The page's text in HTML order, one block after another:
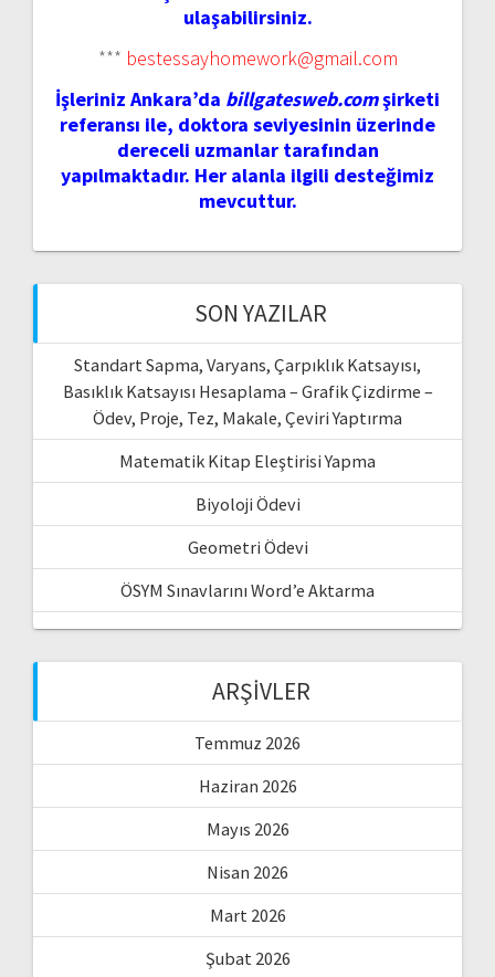
ulaşabilirsiniz.
*** bestessayhomework@gmail.com
İşleriniz Ankara’da billgatesweb.comşirketi
referansı ile, doktora seviyesinin üzerinde
dereceli uzmanlar tarafından
yapılmaktadır. Her alanla ilgili desteğimiz
mevcuttur.
SON YAZILAR
Standart Sapma, Varyans, Çarpıklık Katsayısı,
Basıklık Katsayısı Hesaplama – Grafik Çizdirme –
Ödev, Proje, Tez, Makale, Çeviri Yaptırma
Matematik Kitap Eleştirisi Yapma
Biyoloji Ödevi
Geometri Ödevi
ÖSYM Sınavlarını Word’e Aktarma
ARŞIVLER
Temmuz 2026
Haziran 2026
Mayıs 2026
Nisan 2026
Mart 2026
Şubat 2026